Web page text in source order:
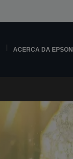
ACERCA DA EPSON